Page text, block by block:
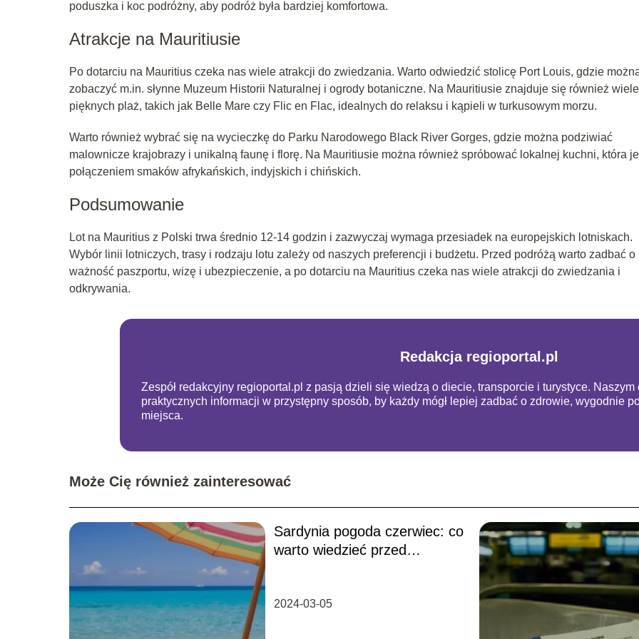
poduszka i koc podróżny, aby podróż była bardziej komfortowa.
Atrakcje na Mauritiusie
Po dotarciu na Mauritius czeka nas wiele atrakcji do zwiedzania. Warto odwiedzić stolicę Port Louis, gdzie
zobaczyć m.in. słynne Muzeum Historii Naturalnej i ogrody botaniczne. Na Mauritiusie znajduje się również wiele
pięknych plaż, takich jak Belle Mare czy Flic en Flac, idealnych do relaksu i kąpieli w turkusowym morzu.
Warto również wybrać się na wycieczkę do Parku Narodowego Black River Gorges, gdzie można podziwiać
malownicze krajobrazy i unikalną faunę i florę. Na Mauritiusie można również spróbować lokalnej kuchni, która
połączeniem smaków afrykańskich, indyjskich i chińskich.
Podsumowanie
Lot na Mauritius z Polski trwa średnio 12-14 godzin i zazwyczaj wymaga przesiadek na europejskich lotniskach.
Wybór linii lotniczych, trasy i rodzaju lotu zależy od naszych preferencji i budżetu. Przed podróżą warto zadbać o
ważność paszportu, wizę i ubezpieczenie, a po dotarciu na Mauritius czeka nas wiele atrakcji do zwiedzania i
odkrywania.
Redakcja regioportal.pl
Zespół redakcyjny regioportal.pl z pasją dzieli się wiedzą o diecie, transporcie i turystyce.
praktycznych informacji w przystępny sposób, by każdy mógł lepiej zadbać o zdrowie, wygodnie
miejsca.
Może Cię również zainteresować
Sardynia pogoda czerwiec: co
warto wiedzieć przed
2024-03-05